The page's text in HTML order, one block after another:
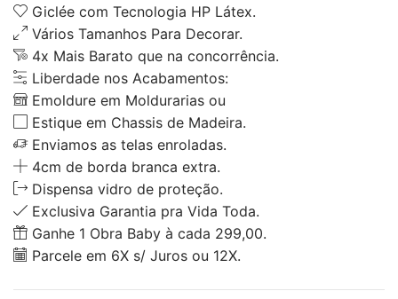
Giclée com Tecnologia HP Látex.
Vários Tamanhos Para Decorar.
4x Mais Barato que na concorrência.
Liberdade nos Acabamentos:
Emoldure em Moldurarias ou
Estique em Chassis de Madeira.
Enviamos as telas enroladas.
4cm de borda branca extra.
Dispensa vidro de proteção.
Exclusiva Garantia pra Vida Toda.
Ganhe 1 Obra Baby à cada 299,00.
Parcele em 6X s/ Juros ou 12X.